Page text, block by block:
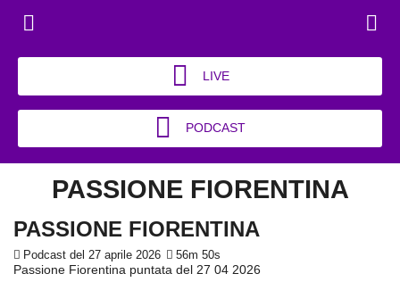
LIVE
PODCAST
PASSIONE FIORENTINA
PASSIONE FIORENTINA
Podcast del 27 aprile 2026 56m 50s
Passione Fiorentina puntata del 27 04 2026